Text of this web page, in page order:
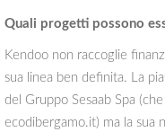
Quali progetti possono
Kendoo non raccoglie
sua linea ben definita. La
del Gruppo Sesaab Spa
ecodibergamo.it) ma la sua